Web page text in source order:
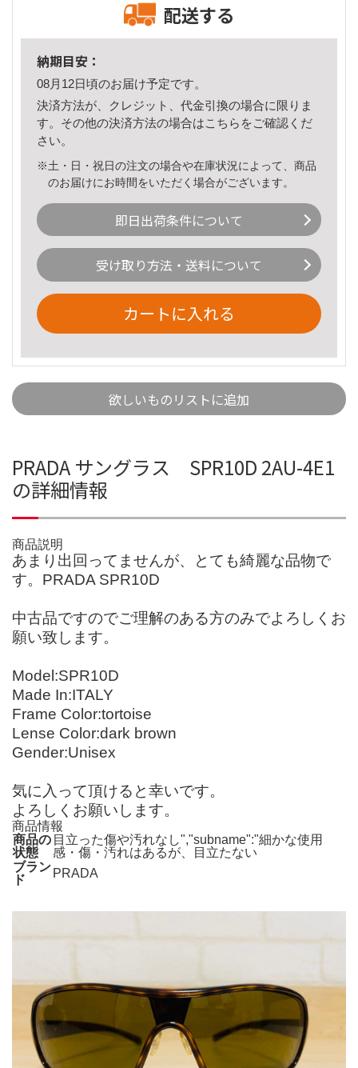
配送する
納期目安：
08月12日頃のお届け予定です。
決済方法が、クレジット、代金引換の場合に限りま
す。その他の決済方法の場合はこちら をご確認くだ
さい。
※土・日・祝日の注文の場合や在庫状況によって、商品
のお届けにお時間をいただく場合がございます。
即日出荷条件について
受け取り方法・送料について
カートに入れる
欲しいものリストに追加
PRADA サングラス SPR10D 2AU-4E1
の詳細情報
商品説明
あまり出回ってませんが、とても綺麗な品物で
す。PRADA SPR10D
中古品ですのでご理解のある方のみでよろしくお
願い致します。
Model:SPR10D
Made In:ITALY
Frame Color:tortoise
Lense Color:dark brown
Gender:Unisex
気に入って頂けると幸いです。
よろしくお願いします。
商品情報
商品の
状態
目立った傷や汚れなし","subname":"細かな使用
感・傷・汚れはあるが、目立たない
ブラン
ド
PRADA